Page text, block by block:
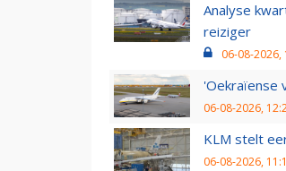
Analyse
reiziger
06-08-2026,
'Oekraïense
06-08-2026,
KLM stelt
06-08-2026,